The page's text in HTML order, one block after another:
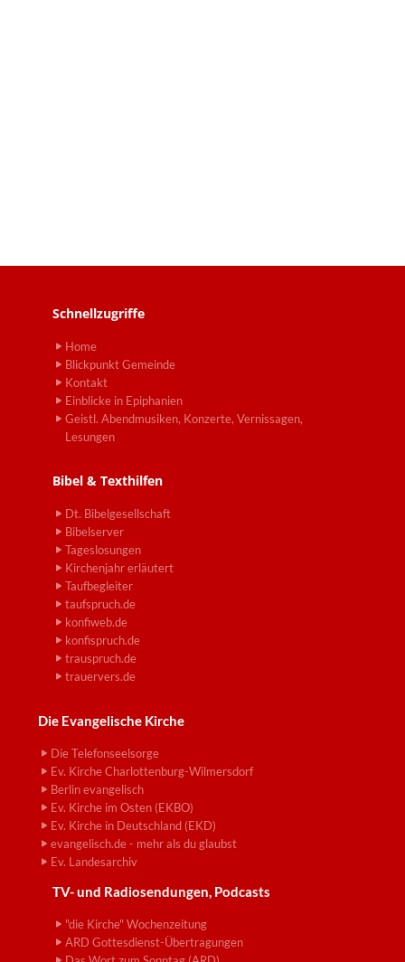
Schnellzugriffe
Home
Blickpunkt Gemeinde
Kontakt
Einblicke in Epiphanien
Geistl. Abendmusiken, Konzerte, Vernissagen,
Lesungen
Bibel & Texthilfen
Dt. Bibelgesellschaft
Bibelserver
Tageslosungen
Kirchenjahr erläutert
Taufbegleiter
taufspruch.de
konfiweb.de
konfispruch.de
trauspruch.de
trauervers.de
Die Evangelische Kirche
Die Telefonseelsorge
Ev. Kirche Charlottenburg-Wilmersdorf
Berlin evangelisch
Ev. Kirche im Osten (EKBO)
Ev. Kirche in Deutschland (EKD)
evangelisch.de - mehr als du glaubst
Ev. Landesarchiv
TV- und Radiosendungen, Podcasts
"die Kirche" Wochenzeitung
ARD Gottesdienst-Übertragungen